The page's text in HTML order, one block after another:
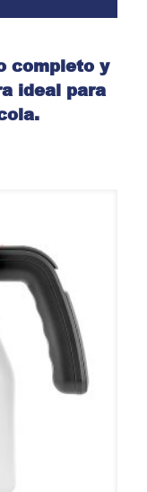
completo y
ideal para